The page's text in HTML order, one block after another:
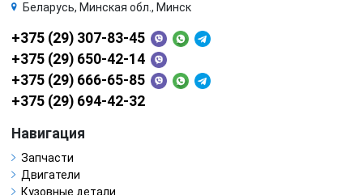
Беларусь, Минская обл., Минск
+375 (29) 307-83-45
+375 (29) 650-42-14
+375 (29) 666-65-85
+375 (29) 694-42-32
Навигация
Запчасти
Двигатели
Кузовные детали